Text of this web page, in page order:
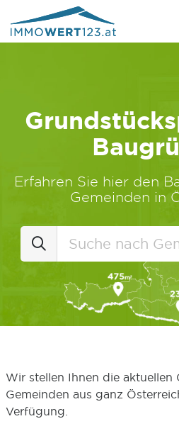
Erfahren Sie hier den
Gemeinden in
Wir stellen Ihnen die aktuellen
Gemeinden aus ganz
Verfügung.